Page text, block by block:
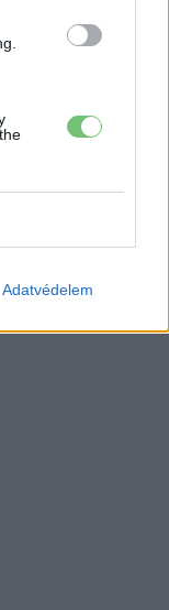
Adatvédelem